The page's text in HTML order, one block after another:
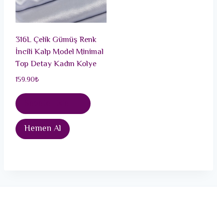
316L Çelik Gümüş Renk
İncili Kalp Model Minimal
Top Detay Kadın Kolye
159.90₺
Hemen Al